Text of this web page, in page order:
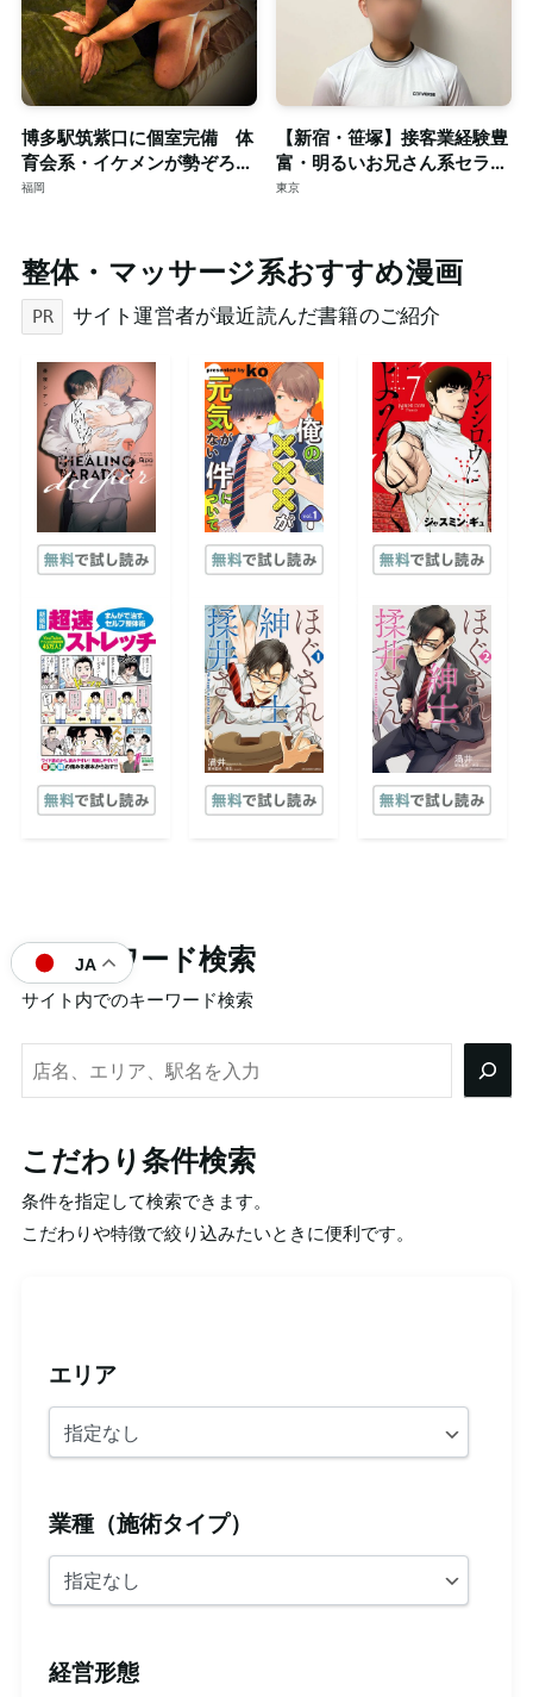
博多駅筑紫口に個室完備 体
育会系・イケメンが勢ぞろ
い！！只今、新規スタッフも
福岡
【新宿・笹塚】接客業経験豊
富・明るいお兄さん系セラピ
ストによる本格ゲイマッサー
東京
整体・マッサージ系おすすめ漫画
PR サイト運営者が最近読んだ書籍のご紹介
フリーワード検索
サイト内でのキーワード検索
検
索
こだわり条件検索
条件を指定して検索できます。
こだわりや特徴で絞り込みたいときに便利です。
エリア
業種（施術タイプ）
経営形態
JA